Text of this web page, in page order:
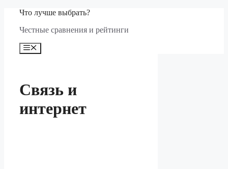
Перейти
содержимому
Что лучше выбрать?
Честные сравнения и рейтинги
Меню
Связь и
интернет